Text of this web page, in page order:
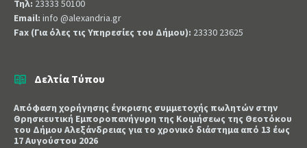
Τηλ: 23333 50100
Email: info @alexandria.gr
Fax (Για όλες τις Υπηρεσίες του Δήμου): 23330 23625
Δελτία Τύπου
Απόφαση χορήγησης έγκρισης συμμετοχής πωλητών στην
Θρησκευτική Εμποροπανήγυρη της Κοιμήσεως της Θεοτόκου
του Δήμου Αλεξάνδρειας για το χρονικό διάστημα από 13 έως
17 Αυγούστου 2026